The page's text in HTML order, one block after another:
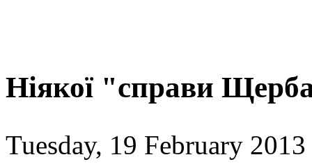
Ніякої "справи
Tuesday, 19 February